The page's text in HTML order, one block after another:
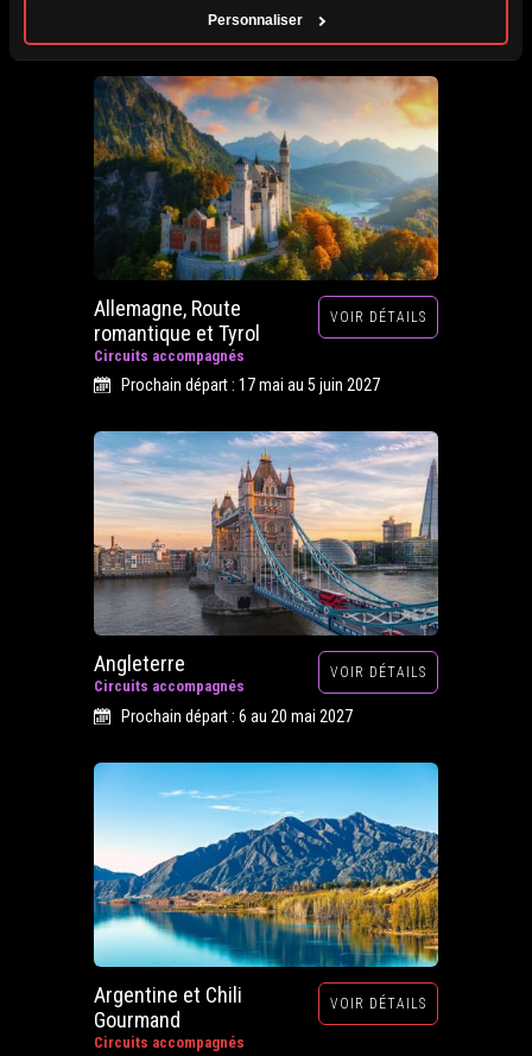
Personnaliser
Allemagne, Route
romantique et Tyrol
Circuits accompagnés
VOIR DÉTAILS
Prochain départ : 17 mai au 5 juin 2027
Angleterre
Circuits accompagnés
VOIR DÉTAILS
Prochain départ : 6 au 20 mai 2027
Argentine et Chili
Gourmand
Circuits accompagnés
VOIR DÉTAILS